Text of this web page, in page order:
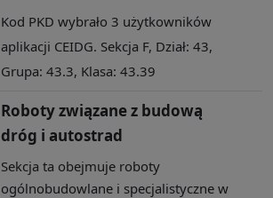
Kod PKD wybrało 3 użytkowników
aplikacji CEIDG. Sekcja F, Dział: 43,
Grupa: 43.3, Klasa: 43.39
Roboty związane z budową
dróg i autostrad
Sekcja ta obejmuje roboty
ogólnobudowlane i specjalistyczne w